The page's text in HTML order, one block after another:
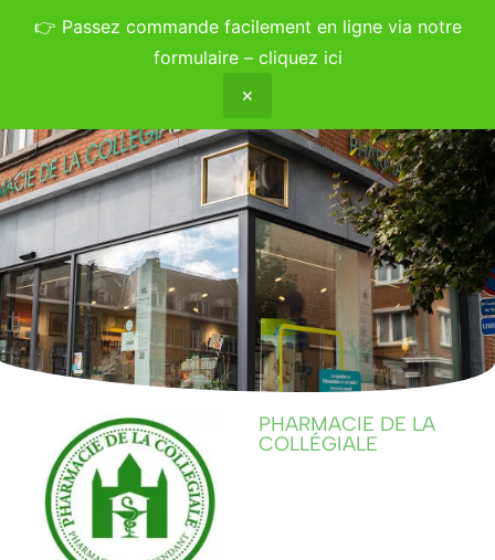
👉 Passez commande facilement en ligne via notre
formulaire – cliquez ici
✕
PHARMACIE DE LA
COLLÉGIALE